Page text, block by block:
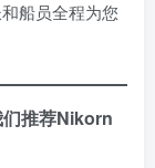
船员全程为您
推荐Nikorn